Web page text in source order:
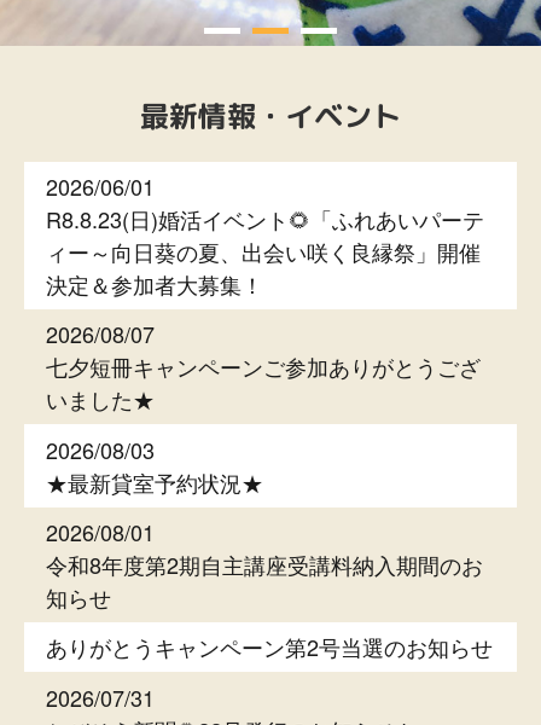
最新情報・イベント
2026/06/01
R8.8.23(日)婚活イベント🌻「ふれあいパーテ
ィー～向日葵の夏、出会い咲く良縁祭」開催
決定＆参加者大募集！
2026/08/07
七夕短冊キャンペーンご参加ありがとうござ
いました★
2026/08/03
★最新貸室予約状況★
2026/08/01
令和8年度第2期自主講座受講料納入期間のお
知らせ
ありがとうキャンペーン第2号当選のお知らせ
2026/07/31